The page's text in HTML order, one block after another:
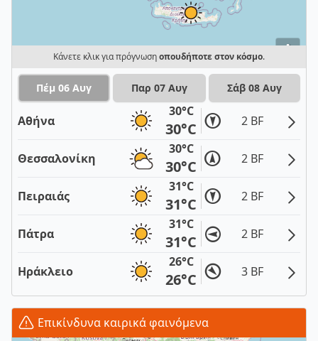
i
Κάνετε κλικ για πρόγνωσηοπουδήποτε στον κόσμο.
Πέμ 06 Αυγ Παρ 07 Αυγ Σάβ 08 Αυγ
Αθήνα
30°C
30°C 2 BF
Θεσσαλονίκη
30°C
30°C 2 BF
Πειραιάς
31°C
31°C 2 BF
Πάτρα
31°C
31°C 2 BF
Ηράκλειο
26°C
26°C 3 BF
Επικίνδυνα καιρικά φαινόμενα